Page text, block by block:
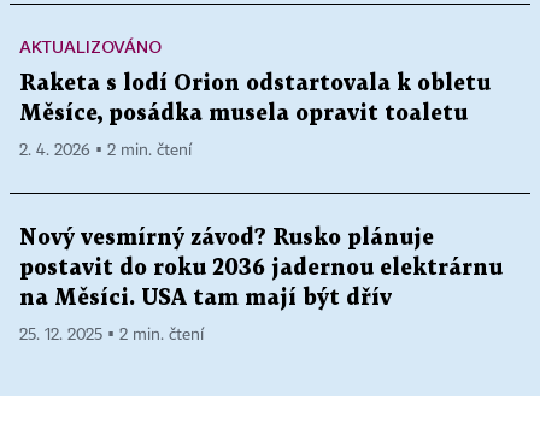
AKTUALIZOVÁNO
Raketa s lodí Orion odstartovala k obletu
Měsíce, posádka musela opravit toaletu
2. 4. 2026 ▪ 2 min. čtení
Nový vesmírný závod? Rusko plánuje
postavit do roku 2036 jadernou elektrárnu
na Měsíci. USA tam mají být dřív
25. 12. 2025 ▪ 2 min. čtení